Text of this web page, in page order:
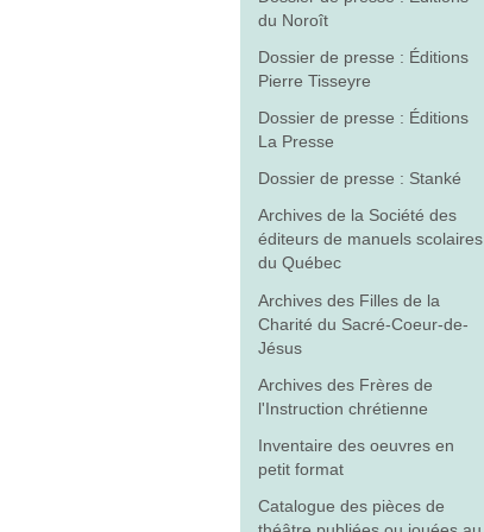
du Noroît
Dossier de presse : Éditions
Pierre Tisseyre
Dossier de presse : Éditions
La Presse
Dossier de presse : Stanké
Archives de la Société des
éditeurs de manuels scolaires
du Québec
Archives des Filles de la
Charité du Sacré-Coeur-de-
Jésus
Archives des Frères de
l'Instruction chrétienne
Inventaire des oeuvres en
petit format
Catalogue des pièces de